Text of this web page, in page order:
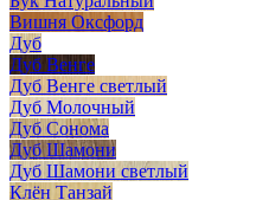
Вишня Оксфорд
Дуб
Дуб Венге
Дуб Венге светлый
Дуб Молочный
Дуб Сонома
Дуб Шамони
Дуб Шамони светлый
Клён Танзай